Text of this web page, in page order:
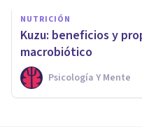
NUTRICIÓN
Kuzu: beneficios y
macrobiótico
Psicología Y Mente